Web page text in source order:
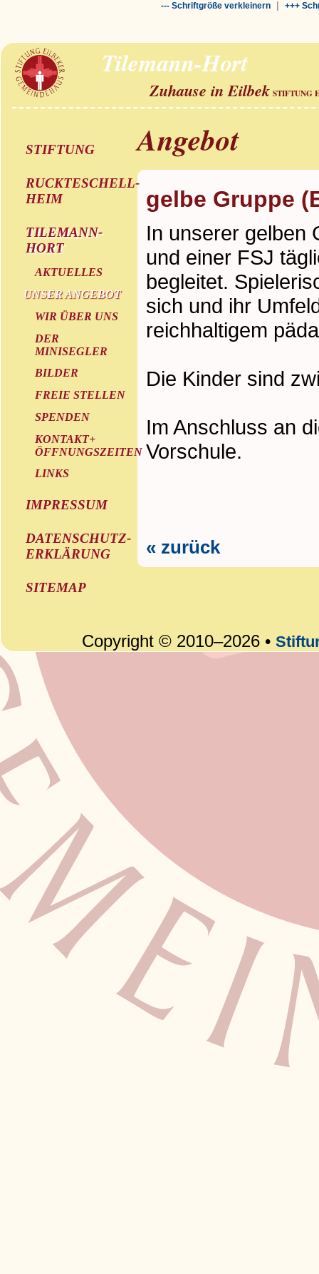
--- Schriftgröße verkleinern| +++
Tilemann-Hort
Zuhause in Eilbek STIFTUNG
STIFTUNG
RUCKTESCHELL-
HEIM
TILEMANN-
HORT
AKTUELLES
UNSER ANGEBOT
WIR ÜBER UNS
DER
MINISEGLER
BILDER
FREIE STELLEN
SPENDEN
KONTAKT+
ÖFFNUNGSZEITEN
LINKS
IMPRESSUM
DATENSCHUTZ-
ERKLÄRUNG
SITEMAP
Angebot
gelbe Gruppe
In unserer gelben
und einer FSJ
begleitet.
sich und ihr
reichhaltigem
Die Kinder sind
Im Anschluss an
Vorschule.
« zurück
Copyright © 2010–2026 •